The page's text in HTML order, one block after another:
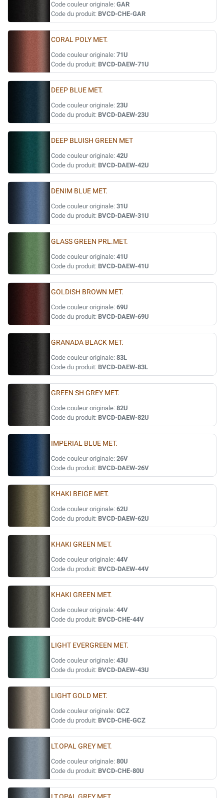
Code couleur originale: GAR
Code du produit: BVCD-CHE-GAR
CORAL POLY MET.
Code couleur originale: 71U
Code du produit: BVCD-DAEW-71U
DEEP BLUE MET.
Code couleur originale: 23U
Code du produit: BVCD-DAEW-23U
DEEP BLUISH GREEN MET
Code couleur originale: 42U
Code du produit: BVCD-DAEW-42U
DENIM BLUE MET.
Code couleur originale: 31U
Code du produit: BVCD-DAEW-31U
GLASS GREEN PRL.MET.
Code couleur originale: 41U
Code du produit: BVCD-DAEW-41U
GOLDISH BROWN MET.
Code couleur originale: 69U
Code du produit: BVCD-DAEW-69U
GRANADA BLACK MET.
Code couleur originale: 83L
Code du produit: BVCD-DAEW-83L
GREEN SH GREY MET.
Code couleur originale: 82U
Code du produit: BVCD-DAEW-82U
IMPERIAL BLUE MET.
Code couleur originale: 26V
Code du produit: BVCD-DAEW-26V
KHAKI BEIGE MET.
Code couleur originale: 62U
Code du produit: BVCD-DAEW-62U
KHAKI GREEN MET.
Code couleur originale: 44V
Code du produit: BVCD-DAEW-44V
KHAKI GREEN MET.
Code couleur originale: 44V
Code du produit: BVCD-CHE-44V
LIGHT EVERGREEN MET.
Code couleur originale: 43U
Code du produit: BVCD-DAEW-43U
LIGHT GOLD MET.
Code couleur originale: GCZ
Code du produit: BVCD-CHE-GCZ
LT.OPAL GREY MET.
Code couleur originale: 80U
Code du produit: BVCD-CHE-80U